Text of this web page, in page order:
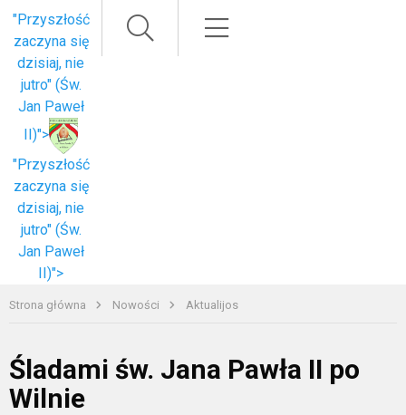
"Przyszłość
zaczyna się
dzisiaj, nie
jutro" (Św.
Jan Paweł
II)">
"Przyszłość
zaczyna się
dzisiaj, nie
jutro" (Św.
Jan Paweł
II)">
Strona główna Nowości Aktualijos
Śladami św. Jana Pawła II po
Wilnie